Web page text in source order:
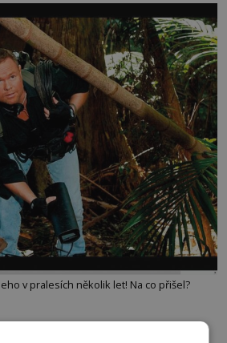
v pralesích několik let! Na co přišel?